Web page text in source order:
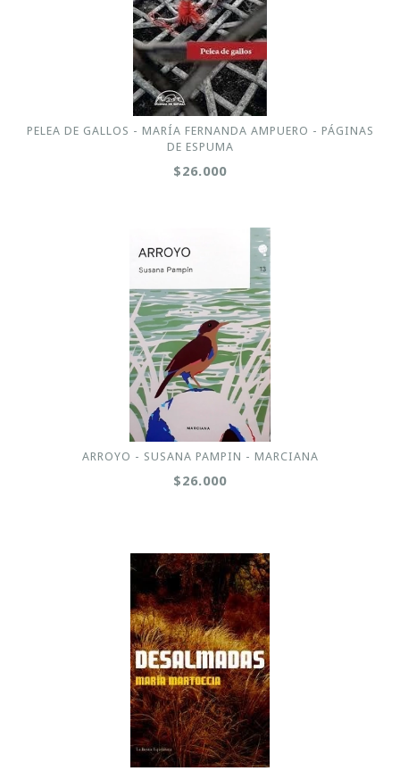
PELEA DE GALLOS - MARÍA FERNANDA AMPUERO - PÁGINAS
DE ESPUMA
$26.000
ARROYO - SUSANA PAMPIN - MARCIANA
$26.000